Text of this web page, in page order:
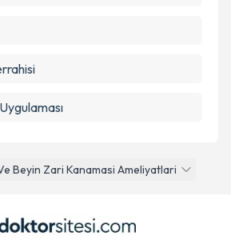
Beyin Zari Kanamasi Ameliyatlari